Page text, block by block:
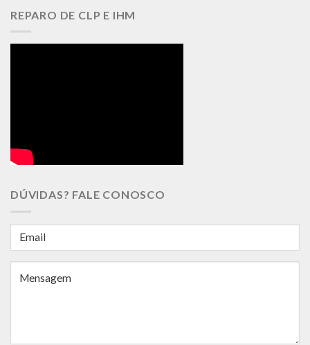
REPARO DE CLP E IHM
DÚVIDAS? FALE CONOSCO